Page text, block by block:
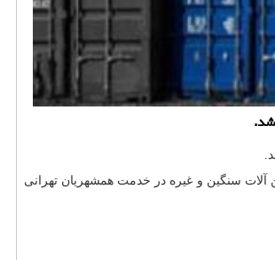
آلات سنگین و غیره در خدمت همشهریان تهرانی